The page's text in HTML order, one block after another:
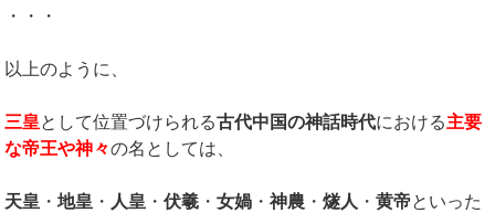
・・・
以上のように、
三皇として位置づけられる古代中国の神話時代における主要
な帝王や神々の名としては、
天皇 ・地皇 ・ 人皇 ・伏羲 ・女媧 ・神農 ・燧人 ・黄帝といった